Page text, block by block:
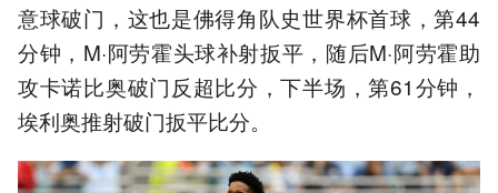
意球破门，这也是佛得角队史世界杯首球，第44
分钟，M·阿劳霍头球补射扳平，随后M·阿劳霍助
攻卡诺比奥破门反超比分，下半场，第61分钟，
埃利奥推射破门扳平比分。